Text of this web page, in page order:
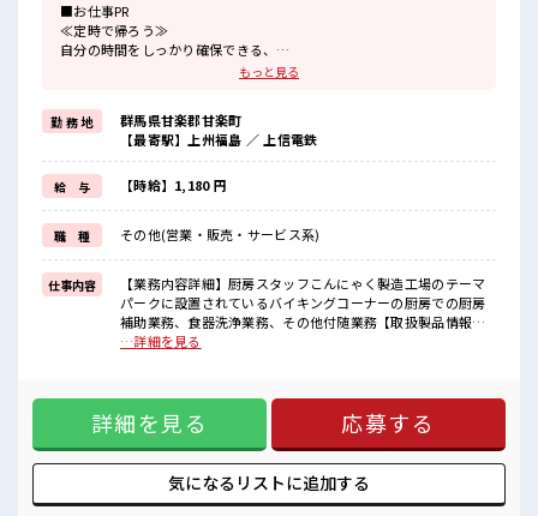
■お仕事PR
≪定時で帰ろう≫
自分の時間をしっかり確保できる、
もちろん男性の応募も歓迎です！
≪髪色自由で自分らしく働く≫
明るすぎたり奇抜でなければ基本的に自由！
(規定有)≪機能的な制服アリ≫
制服があるので、
毎日の服装の悩み解消♪
≪初めての仕事だけど自分にもできそう≫
新しいことにチャレンジするのは不安だけど、
しっかり働く環境が整っています！
イチからスキルUP・ステップUP目指していきましょう！
■職場の雰囲気
女性も活躍しやすい雰囲気の職場です！
もっと見る
勤 務 地
群馬県甘楽郡甘楽町
【最寄駅】上州福島 ／ 上信電鉄
給 与 【時給】1,180 円
職 種 その他(営業・販売・サービス系)
仕事内容
【業務内容詳細】厨房スタッフこんにゃく製造工場のテーマ
パークに設置されているバイキングコーナーの厨房での厨房
補助業務、食器洗浄業務、その他付随業務【取扱製品情報】
こんにゃく ■お仕事PR ≪定時で帰ろう≫ 自分の時間をしっか
しく働く≫ 明るすぎたり奇抜でなければ基本的に自由！ (規
定有)≪機能的な制服アリ≫ 制服があるので、 毎日の服装の
悩み解消♪ ≪初めての仕事だけど自分にもできそう≫ 新しい
ことにチャレンジするのは不安だけど、 しっかり働く環境が
整っています！ イチからスキルUP・ステップUP目指してい
きましょう！ ■職場の雰囲気 女性も活躍しやすい雰囲気の職
…詳細を見る
詳細を見る 応募する
気になるリストに追加する